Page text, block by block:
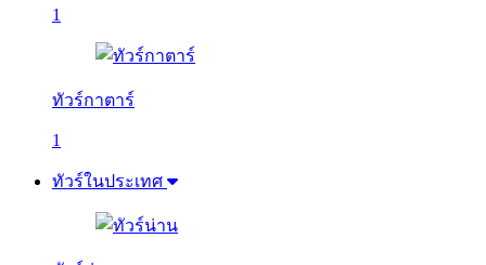
1
ทัวร์กาตาร์
1
ทัวร์ในประเทศ